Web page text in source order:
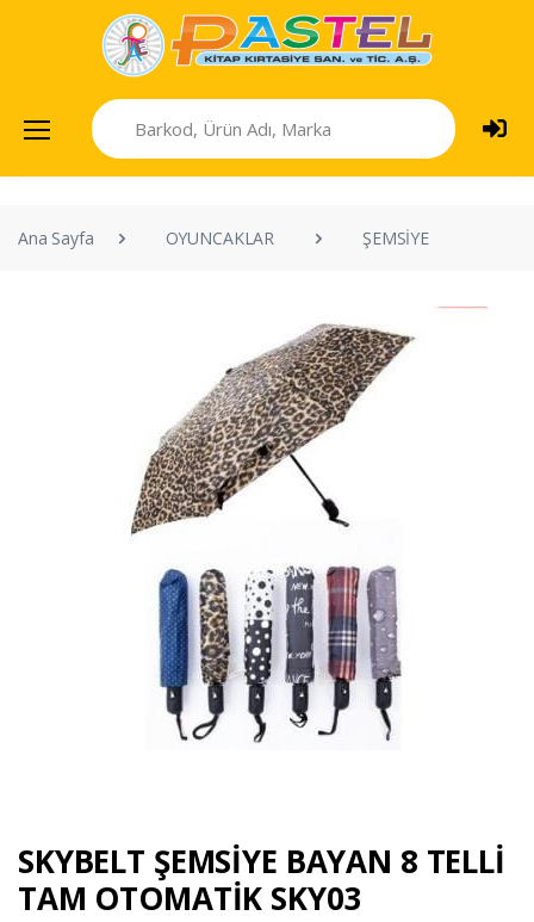
Ana Sayfa OYUNCAKLAR ŞEMSİYE
SKYBELT ŞEMSİYE BAYAN 8 TELLİ
TAM OTOMATİK SKY03